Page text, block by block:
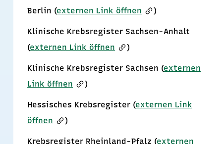
Berlin (externen Link öffnen )
Klinische Krebsregister Sachsen-Anhalt
(externen Link öffnen )
Klinische Krebsregister Sachsen (externen
Link öffnen
)
Hessisches Krebsregister (externen Link
öffnen
)
Krebsregister Rheinland-Pfalz (externen